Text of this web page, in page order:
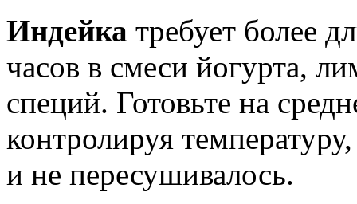
Индейка требует более
часов в смеси йогурта,
специй. Готовьте на
контролируя
и не пересушивалось.